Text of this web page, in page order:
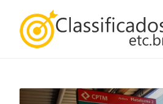
content